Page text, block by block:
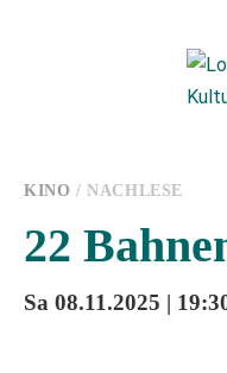
KINO / NACHLESE
22
Sa 08.11.2025 |